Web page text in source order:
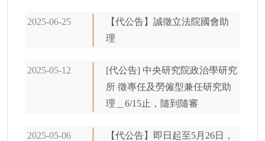
2025-06-25
【代公告】誠徵立法院國會助
理
2025-05-12
[代公告] 中央研究院政治學研究
所 徵專任及勞僱型兼任研究助
理＿6/15止，隨到隨審
2025-05-06
【代公告】即日起至5月26日，